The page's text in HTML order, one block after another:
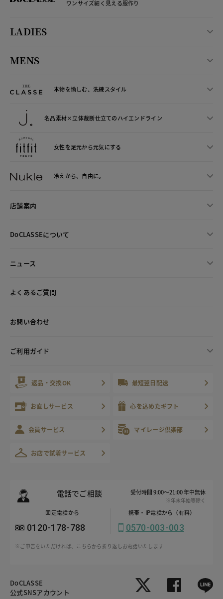
ワンサイズ細く見える服作り
LADIES
MENS
本物を愉しむ、洗練スタイル
名品素材×立体裁断仕立てのハイエンドライン
女性を足元から元気にする
冷えから、 自由に。
店舗案内
DoCLASSEについて
ニュース
よくあるご質問
お問い合わせ
ご利用ガイド
返品・交換OK 最短翌日配送
お直しサービス 心を込めたギフト
会員サービス マイレージ倶楽部
お店で試着サービス
電話でご相談 受付時間 9:00～21:00 年中無休
※年末年始等除く
固定電話から
0120-178-788
携帯・IP電話から（有料）
0570-003-003
※ご申告をいただければ、こちらから折り返しお電話いたします
DoCLASSE
公式SNSアカウント